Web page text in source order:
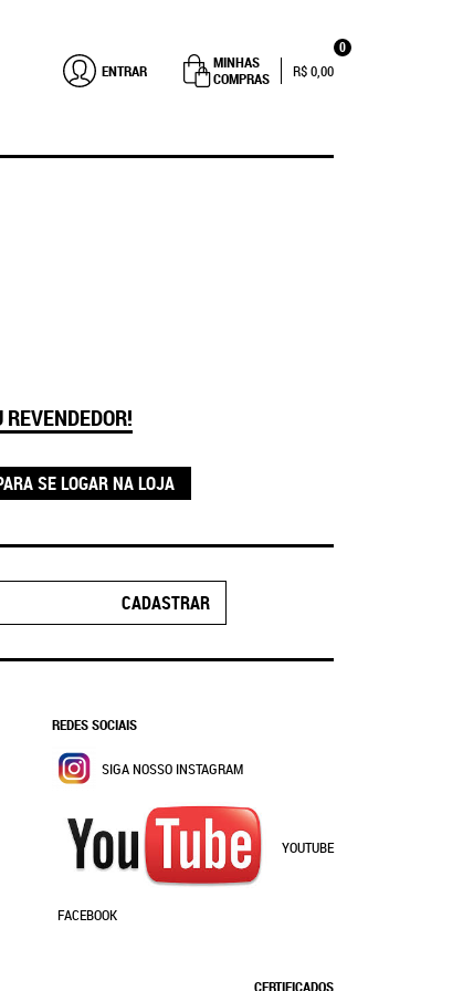
ENTRAR
MINHAS
COMPRAS
0
R$ 0,00
SE LOGAR NA LOJA
CADASTRAR
REDES SOCIAIS
SIGA NOSSO INSTAGRAM
YOUTUBE
FACEBOOK
CERTIFICADOS